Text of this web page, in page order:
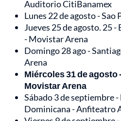
Auditorio CitiBanamex
Lunes 22 de agosto -
Jueves 25 de agosto. 25
- Movistar Arena
Domingo 28 ago -
Arena
Miércoles 31 de agosto
Movistar Arena
Sábado 3 de septiembre
Dominicana - Anfiteatro